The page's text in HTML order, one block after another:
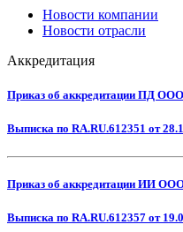
Новости компании
Новости отрасли
Аккредитация
Приказ об аккредитации ПД
Выписка по RA.RU.612351 от
Приказ об аккредитации ИИ
Выписка по RA.RU.612357 от